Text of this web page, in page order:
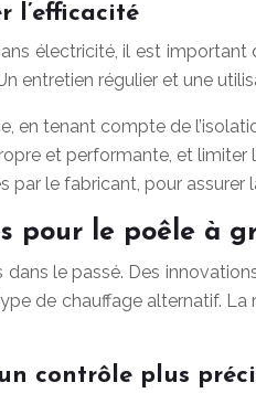
l’efficacité
électricité, il est
régulier et une
en tenant compte de
et performante, et limiter
par le fabricant, pour
pour le poêle à
le passé. Des
de chauffage alternatif.
contrôle plus